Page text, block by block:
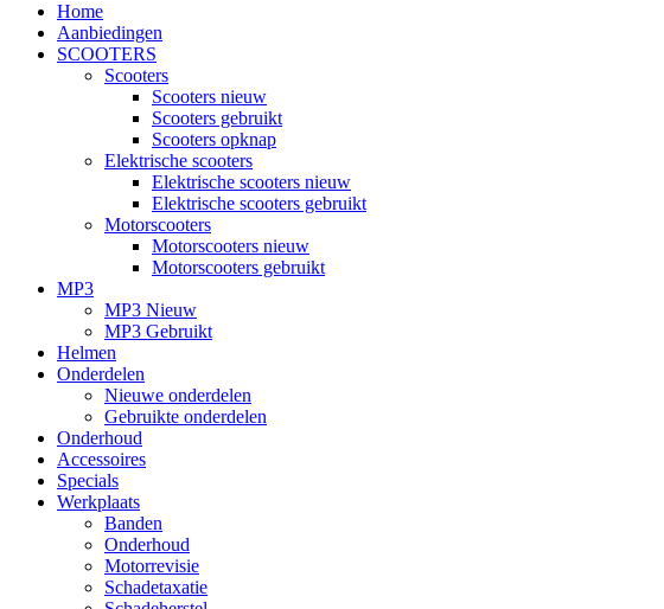
Home
Aanbiedingen
SCOOTERS
Scooters
Scooters nieuw
Scooters gebruikt
Scooters opknap
Elektrische scooters
Elektrische scooters nieuw
Elektrische scooters gebruikt
Motorscooters
Motorscooters nieuw
Motorscooters gebruikt
MP3
MP3 Nieuw
MP3 Gebruikt
Helmen
Onderdelen
Nieuwe onderdelen
Gebruikte onderdelen
Onderhoud
Accessoires
Specials
Werkplaats
Banden
Onderhoud
Motorrevisie
Schadetaxatie